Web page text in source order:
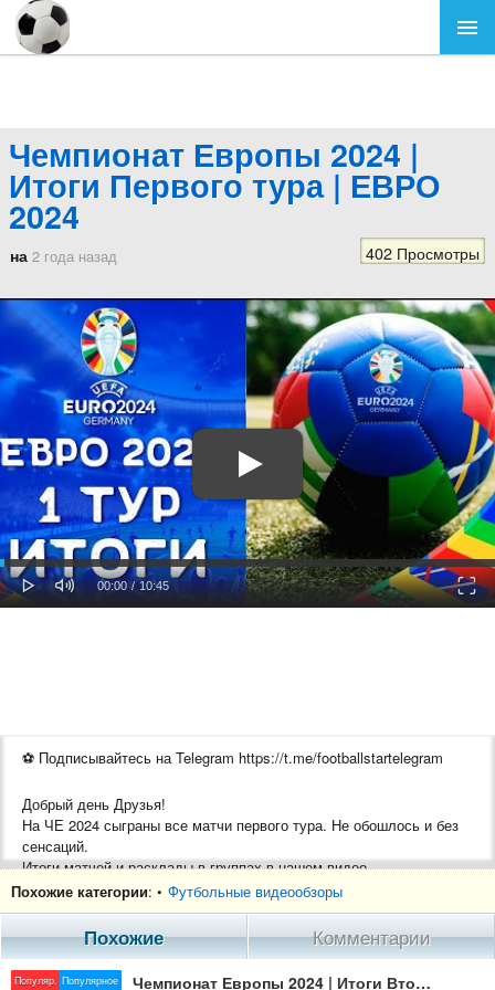
Чемпионат Европы 2024 |
Итоги Первого тура | ЕВРО
2024
на 2 года назад 402 Просмотры
Play Mute
Current
00:00 / Duration
10:45
⚽ Подписывайтесь на Telegram https://t.me/footballstartelegram
Добрый день Друзья!
На ЧЕ 2024 сыграны все матчи первого тура. Не обошлось и без
сенсаций.
Итоги матчей и расклады в группах в нашем видео.
Другие наши видео:
➡ ЕВРО 2024 Фавориты: https://youtu.be/k-x5pl05fuY
➡ Все ЕВРО 1960-2020: https://youtu.be/zjf9YLFzxMk
➡ Все мячи ЕВРО: https://youtu.be/G_iPmTBlOlE
Похожие категории: • Футбольные видеообзоры
Похожие Комментарии
Популяр. Популярное Чемпионат Европы 2024 | Итоги Второго тура | ЕВРО 2024